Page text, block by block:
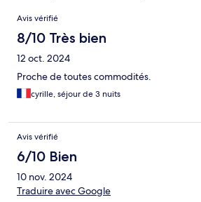
Avis
Avis vérifié
8/10 Très bien
12 oct. 2024
Proche de toutes commodités.
cyrille, séjour de 3 nuits
Avis vérifié
6/10 Bien
10 nov. 2024
Traduire avec Google